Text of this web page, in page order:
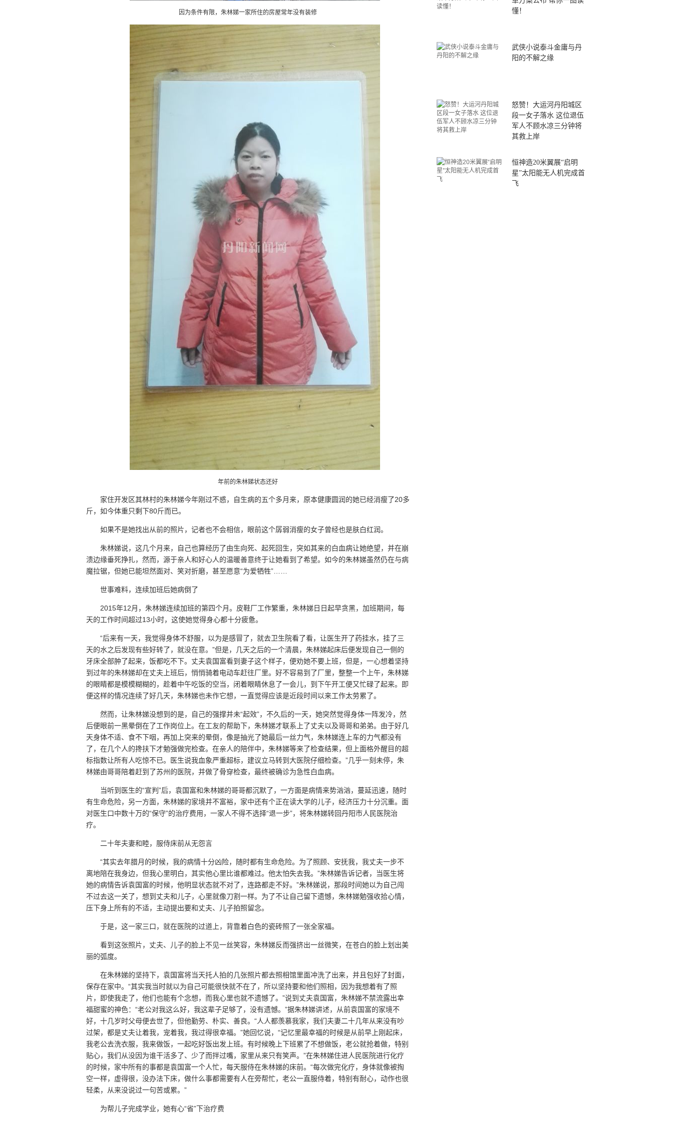
因为条件有限，朱林娣一家所住的房屋常年没有装修
年前的朱林娣状态还好
家住开发区其林村的朱林娣今年刚过不惑，自生病的五个多月来，原本健康圆润的她已经消瘦了20多
斤，如今体重只剩下80斤而已。
如果不是她找出从前的照片，记者也不会相信，眼前这个孱弱消瘦的女子曾经也是肤白红润。
朱林娣说，这几个月来，自己也算经历了由生向死、起死回生，突如其来的白血病让她绝望，并在崩
溃边缘垂死挣扎，然而，源于亲人和好心人的温暖善意终于让她看到了希望。如今的朱林娣虽然仍在与病
魔拉锯，但她已能坦然面对、笑对折磨，甚至愿意“为爱牺牲”……
世事难料，连续加班后她病倒了
2015年12月，朱林娣连续加班的第四个月。皮鞋厂工作繁重，朱林娣日日起早贪黑，加班期间，每
天的工作时间超过13小时，这使她觉得身心都十分疲惫。
“后来有一天，我觉得身体不舒服，以为是感冒了，就去卫生院看了看，让医生开了药挂水，挂了三
天的水之后发现有些好转了，就没在意。”但是，几天之后的一个清晨，朱林娣起床后便发现自己一侧的
牙床全部肿了起来，饭都吃不下。丈夫袁国富看到妻子这个样子，便劝她不要上班，但是，一心想着坚持
到过年的朱林娣却在丈夫上班后，悄悄骑着电动车赶往厂里。好不容易到了厂里，整整一个上午，朱林娣
的眼睛都是模模糊糊的，趁着中午吃饭的空当，闭着眼睛休息了一会儿，到下午开工便又忙碌了起来。即
便这样的情况连续了好几天，朱林娣也未作它想，一直觉得应该是近段时间以来工作太劳累了。
然而，让朱林娣没想到的是，自己的强撑并未“起效”，不久后的一天，她突然觉得身体一阵发冷，然
后便眼前一黑晕倒在了工作岗位上。在工友的帮助下，朱林娣才联系上了丈夫以及哥哥和弟弟。由于好几
天身体不适、食不下咽，再加上突来的晕倒，像是抽光了她最后一丝力气，朱林娣连上车的力气都没有
了，在几个人的搀扶下才勉强做完检查。在亲人的陪伴中，朱林娣等来了检查结果，但上面格外醒目的超
标指数让所有人吃惊不已。医生说我血象严重超标，建议立马转到大医院仔细检查。”几乎一刻未停，朱
林娣由哥哥陪着赶到了苏州的医院，并做了骨穿检查，最终被确诊为急性白血病。
当听到医生的“宣判”后，袁国富和朱林娣的哥哥都沉默了，一方面是病情来势汹汹，蔓延迅速，随时
有生命危险，另一方面，朱林娣的家境并不富裕，家中还有个正在读大学的儿子，经济压力十分沉重。面
对医生口中数十万的“保守”的治疗费用，一家人不得不选择“退一步”，将朱林娣转回丹阳市人民医院治
疗。
二十年夫妻和睦，服侍床前从无怨言
“其实去年腊月的时候，我的病情十分凶险，随时都有生命危险。为了照顾、安抚我，我丈夫一步不
离地陪在我身边，但我心里明白，其实他心里比谁都难过。他太怕失去我。”朱林娣告诉记者，当医生将
她的病情告诉袁国富的时候，他明显状态就不对了，连路都走不好。”朱林娣说，那段时间她以为自己闯
不过去这一关了，想到丈夫和儿子，心里就像刀割一样。为了不让自己留下遗憾，朱林娣勉强收拾心情，
压下身上所有的不适，主动提出要和丈夫、儿子拍照留念。
于是，这一家三口，就在医院的过道上，背靠着白色的瓷砖照了一张全家福。
看到这张照片，丈夫、儿子的脸上不见一丝笑容，朱林娣反而强挤出一丝微笑，在苍白的脸上划出美
丽的弧度。
在朱林娣的坚持下，袁国富将当天托人拍的几张照片都去照相馆里面冲洗了出来，并且包好了封面，
保存在家中。“其实我当时就以为自己可能很快就不在了，所以坚持要和他们照相，因为我想着有了照
片，即使我走了，他们也能有个念想，而我心里也就不遗憾了。”说到丈夫袁国富，朱林娣不禁流露出幸
福甜蜜的神色：“老公对我这么好，我这辈子足够了，没有遗憾。”据朱林娣讲述，从前袁国富的家境不
好，十几岁时父母便去世了，但他勤劳、朴实、善良。“人人都羡慕我家，我们夫妻二十几年从来没有吵
过架，都是丈夫让着我，宠着我，我过得很幸福。”她回忆说，“记忆里最幸福的时候是从前早上刚起床，
我老公去洗衣服，我来做饭，一起吃好饭出发上班。有时候晚上下班累了不想做饭，老公就抢着做，特别
贴心，我们从没因为谁干活多了、少了而拌过嘴，家里从来只有笑声。”在朱林娣住进人民医院进行化疗
的时候，家中所有的事都是袁国富一个人忙，每天服侍在朱林娣的床前。“每次做完化疗，身体就像被掏
空一样，虚得很，没办法下床，做什么事都需要有人在旁帮忙，老公一直服侍着，特别有耐心，动作也很
轻柔，从来没说过一句苦或累。”
为帮儿子完成学业，她有心“省”下治疗费
懂！
武侠小说泰斗金庸与丹
阳的不解之缘
怒赞！大运河丹阳城区
段一女子落水 这位退伍
军人不顾水凉三分钟将
其救上岸
恒神造20米翼展“启明
星”太阳能无人机完成首
飞